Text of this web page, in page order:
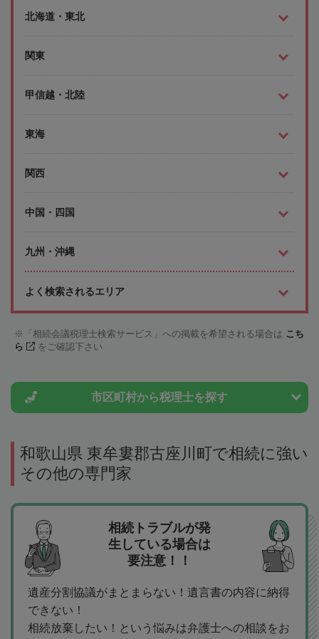
北海道・東北
関東
甲信越・北陸
東海
関西
中国・四国
九州・沖縄
よく検索されるエリア
「相続会議税理士検索サービス」への掲載を希望される場合は こち
ら
をご確認下さい
市区町村から税理士を探す
和歌山県 東牟婁郡古座川町で相続に強い
その他の専門家
相続トラブルが発
生している場合は
要注意！！
遺産分割協議がまとまらない！遺言書の内容に納得
できない！
相続放棄したい！という悩みは弁護士への相談をお